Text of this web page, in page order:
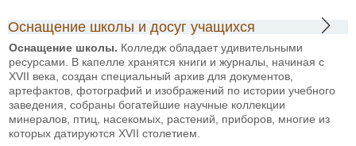
Оснащение школы и досуг учащихся
Оснащение школы. Колледж обладает удивительными
ресурсами. В капелле хранятся книги и журналы, начиная с
XVII века, создан специальный архив для документов,
артефактов, фотографий и изображений по истории учебного
заведения, собраны богатейшие научные коллекции
минералов, птиц, насекомых, растений, приборов, многие из
которых датируются XVII столетием.